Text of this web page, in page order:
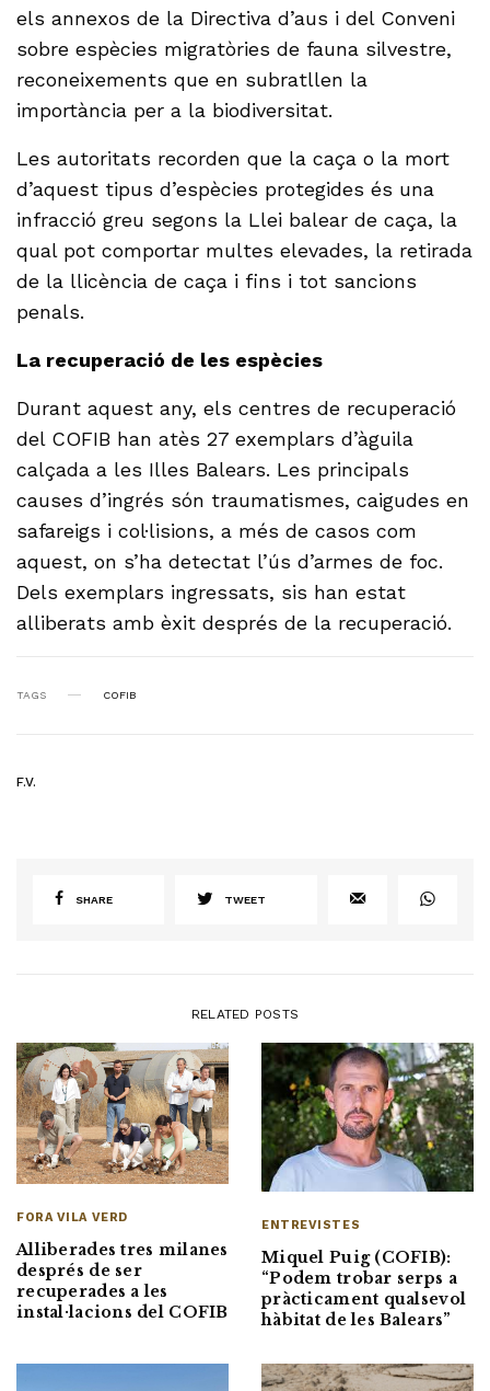
els annexos de la Directiva d’aus i del Conveni
sobre espècies migratòries de fauna silvestre,
reconeixements que en subratllen la
importància per a la biodiversitat.
Les autoritats recorden que la caça o la mort
d’aquest tipus d’espècies protegides és una
infracció greu segons la Llei balear de caça, la
qual pot comportar multes elevades, la retirada
de la llicència de caça i fins i tot sancions
penals.
La recuperació de les espècies
Durant aquest any, els centres de recuperació
del COFIB han atès 27 exemplars d’àguila
calçada a les Illes Balears. Les principals
causes d’ingrés són traumatismes, caigudes en
safareigs i col·lisions, a més de casos com
aquest, on s’ha detectat l’ús d’armes de foc.
Dels exemplars ingressats, sis han estat
alliberats amb èxit després de la recuperació.
TAGS COFIB
F.V.
SHARE TWEET
RELATED POSTS
FORA VILA VERD
Alliberades tres milanes
després de ser
recuperades a les
instal·lacions del COFIB
ENTREVISTES
Miquel Puig (COFIB):
“Podem trobar serps a
pràcticament qualsevol
hàbitat de les Balears”